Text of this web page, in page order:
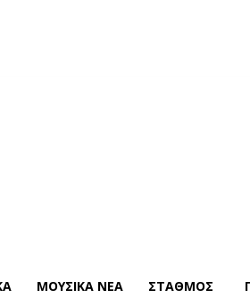
ΜΟΥΣΙΚΑ ΝΕΑ ΣΤΑΘΜΟΣ